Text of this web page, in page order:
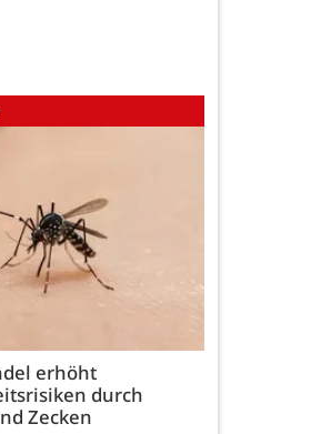
erhöht
durch
Zecken